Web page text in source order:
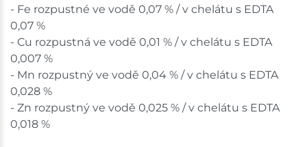
- Fe rozpustné ve vodě 0,07 % / v chelátu s EDTA
0,07 %
- Cu rozpustná ve vodě 0,01 % / v chelátu s EDTA
0,007 %
- Mn rozpustný ve vodě 0,04 % / v chelátu s EDTA
0,028 %
- Zn rozpustný ve vodě 0,025 % / v chelátu s EDTA
0,018 %